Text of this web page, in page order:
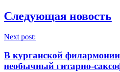
Следующая новость
Next post:
В курганской
необычный